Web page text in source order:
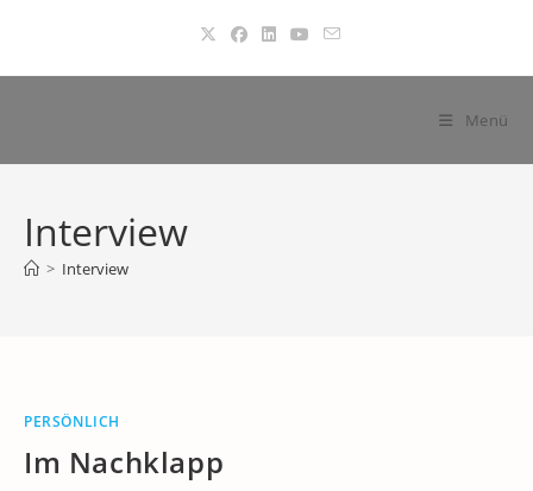
springen
Menü
Interview
> Interview
PERSÖNLICH
Im Nachklapp